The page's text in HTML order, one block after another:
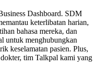
Dashboard. SDM
keterlibatan harian,
bahasa mereka, dan
untuk menghubungkan
keselamatan pasien. Plus,
tim Talkpal kami yang